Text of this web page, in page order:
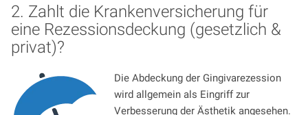
2. Zahlt die Krankenversicherung für
eine Rezessionsdeckung (gesetzlich &
privat)?
Die Abdeckung der Gingivarezession
wird allgemein als Eingriff zur
Verbesserung der Ästhetik angesehen.